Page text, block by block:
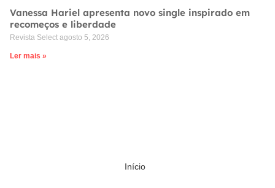
Vanessa Hariel apresenta novo single inspirado em
recomeços e liberdade
Revista Select agosto 5, 2026
Ler mais »
Início